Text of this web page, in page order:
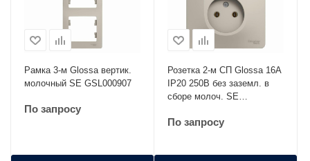
Рамка 3-м Glossa вертик.
молочный SE GSL000907
По запросу
Розетка 2-м СП Glossa 16А
IP20 250В без заземл. в
сборе молоч. SE
По запросу